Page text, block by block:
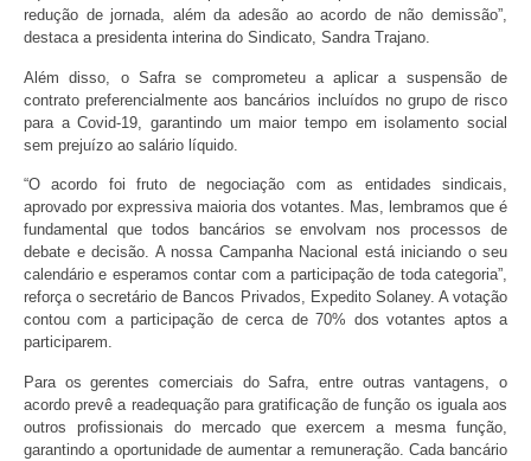
redução de jornada, além da adesão ao acordo de não demissão”,
destaca a presidenta interina do Sindicato, Sandra Trajano.
Além disso, o Safra se comprometeu a aplicar a suspensão de
contrato preferencialmente aos bancários incluídos no grupo de risco
para a Covid-19, garantindo um maior tempo em isolamento social
sem prejuízo ao salário líquido.
“O acordo foi fruto de negociação com as entidades sindicais,
aprovado por expressiva maioria dos votantes. Mas, lembramos que é
fundamental que todos bancários se envolvam nos processos de
debate e decisão. A nossa Campanha Nacional está iniciando o seu
calendário e esperamos contar com a participação de toda categoria”,
reforça o secretário de Bancos Privados, Expedito Solaney. A votação
contou com a participação de cerca de 70% dos votantes aptos a
participarem.
Para os gerentes comerciais do Safra, entre outras vantagens, o
acordo prevê a readequação para gratificação de função os iguala aos
outros profissionais do mercado que exercem a mesma função,
garantindo a oportunidade de aumentar a remuneração. Cada bancário